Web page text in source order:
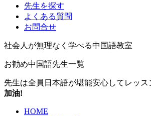
先生を探す
よくある質問
お問合せ
社会人が無理なく学べる中国語教室
お勧め中国語先生一覧
先生は全員日本語が堪能安心してレッス
加油!
HOME